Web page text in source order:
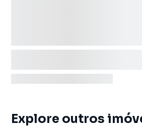
Explore outros